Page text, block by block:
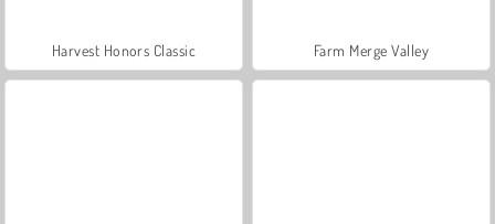
Harvest Honors Classic Farm Merge Valley